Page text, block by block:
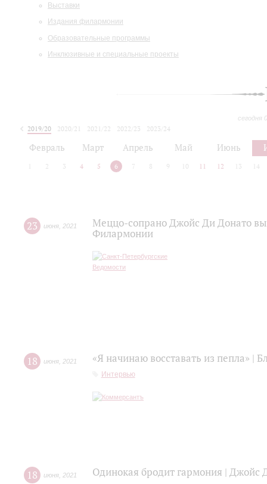
Выставки
Издания филармонии
Образовательные программы
Инклюзивные и специальные проекты
сегодня
2019/20 2020/21 2021/22 2022/23
2023/24
Февраль Март Апрель Май Июнь
2 3 4 5 6 7 8 9 10 11 12 13 14
23 июня 2021
Меццо-сопрано Джойс Ди Донато
Филармонии
18 июня 2021 «Я начинаю восставать из пепла» |
Интервью
18 июня 2021 Одинокая бродит гармония | Джойс